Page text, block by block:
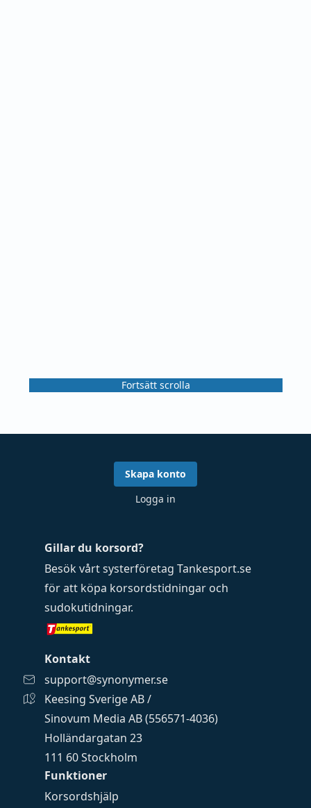
Fortsätt scrolla
Funktioner
Korsordshjälp
Gillar du korsord?
Besök vårt systerföretag Tankesport.se
för att köpa korsordstidningar och
sudokutidningar.
Kontakt
support@synonymer.se
Keesing Sverige AB /
Sinovum Media AB (556571-4036)
Holländargatan 23
111 60 Stockholm
Skapa konto
Logga in